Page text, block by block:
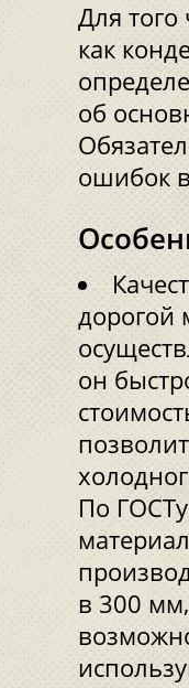
Для
как
об
ошибок
дорогой
он
По
в 300